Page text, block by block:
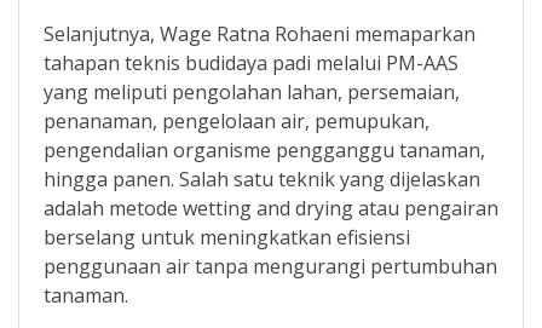
Selanjutnya, Wage Ratna Rohaeni memaparkan
tahapan teknis budidaya padi melalui PM-AAS
yang meliputi pengolahan lahan, persemaian,
penanaman, pengelolaan air, pemupukan,
pengendalian organisme pengganggu tanaman,
hingga panen. Salah satu teknik yang dijelaskan
adalah metode wetting and drying atau pengairan
berselang untuk meningkatkan efisiensi
penggunaan air tanpa mengurangi pertumbuhan
tanaman.